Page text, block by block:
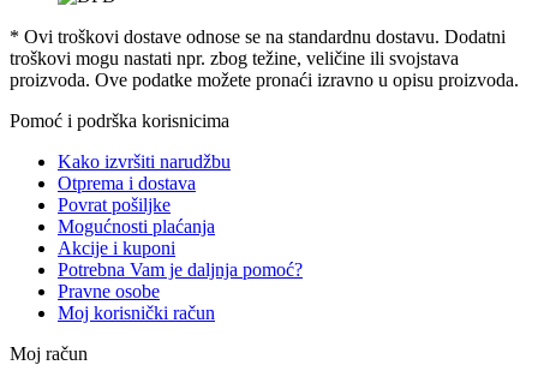
* Ovi troškovi dostave odnose se na standardnu ​​dostavu. Dodatni
troškovi mogu nastati npr. zbog težine, veličine ili svojstava
proizvoda. Ove podatke možete pronaći izravno u opisu proizvoda.
Pomoć i podrška korisnicima
Kako izvršiti narudžbu
Otprema i dostava
Povrat pošiljke
Mogućnosti plaćanja
Akcije i kuponi
Potrebna Vam je daljnja pomoć?
Pravne osobe
Moj korisnički račun
Moj račun